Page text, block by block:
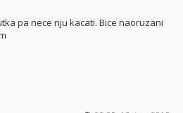
pa nece nju kacati. Bice naoruzani